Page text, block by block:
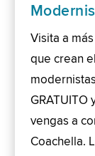
Visita a
que crean
GRATUITO
vengas a
Coachella.